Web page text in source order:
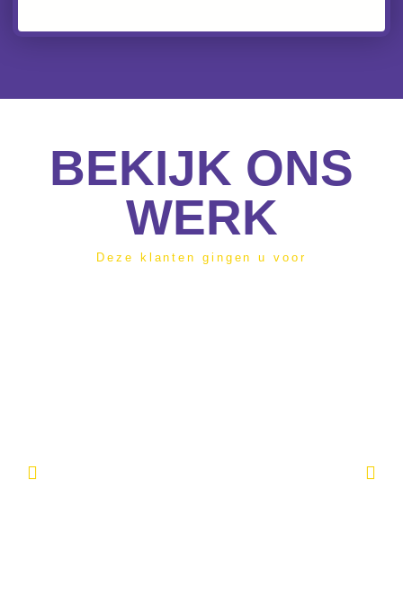
BEKIJK ONS
WERK
Deze klanten gingen u voor